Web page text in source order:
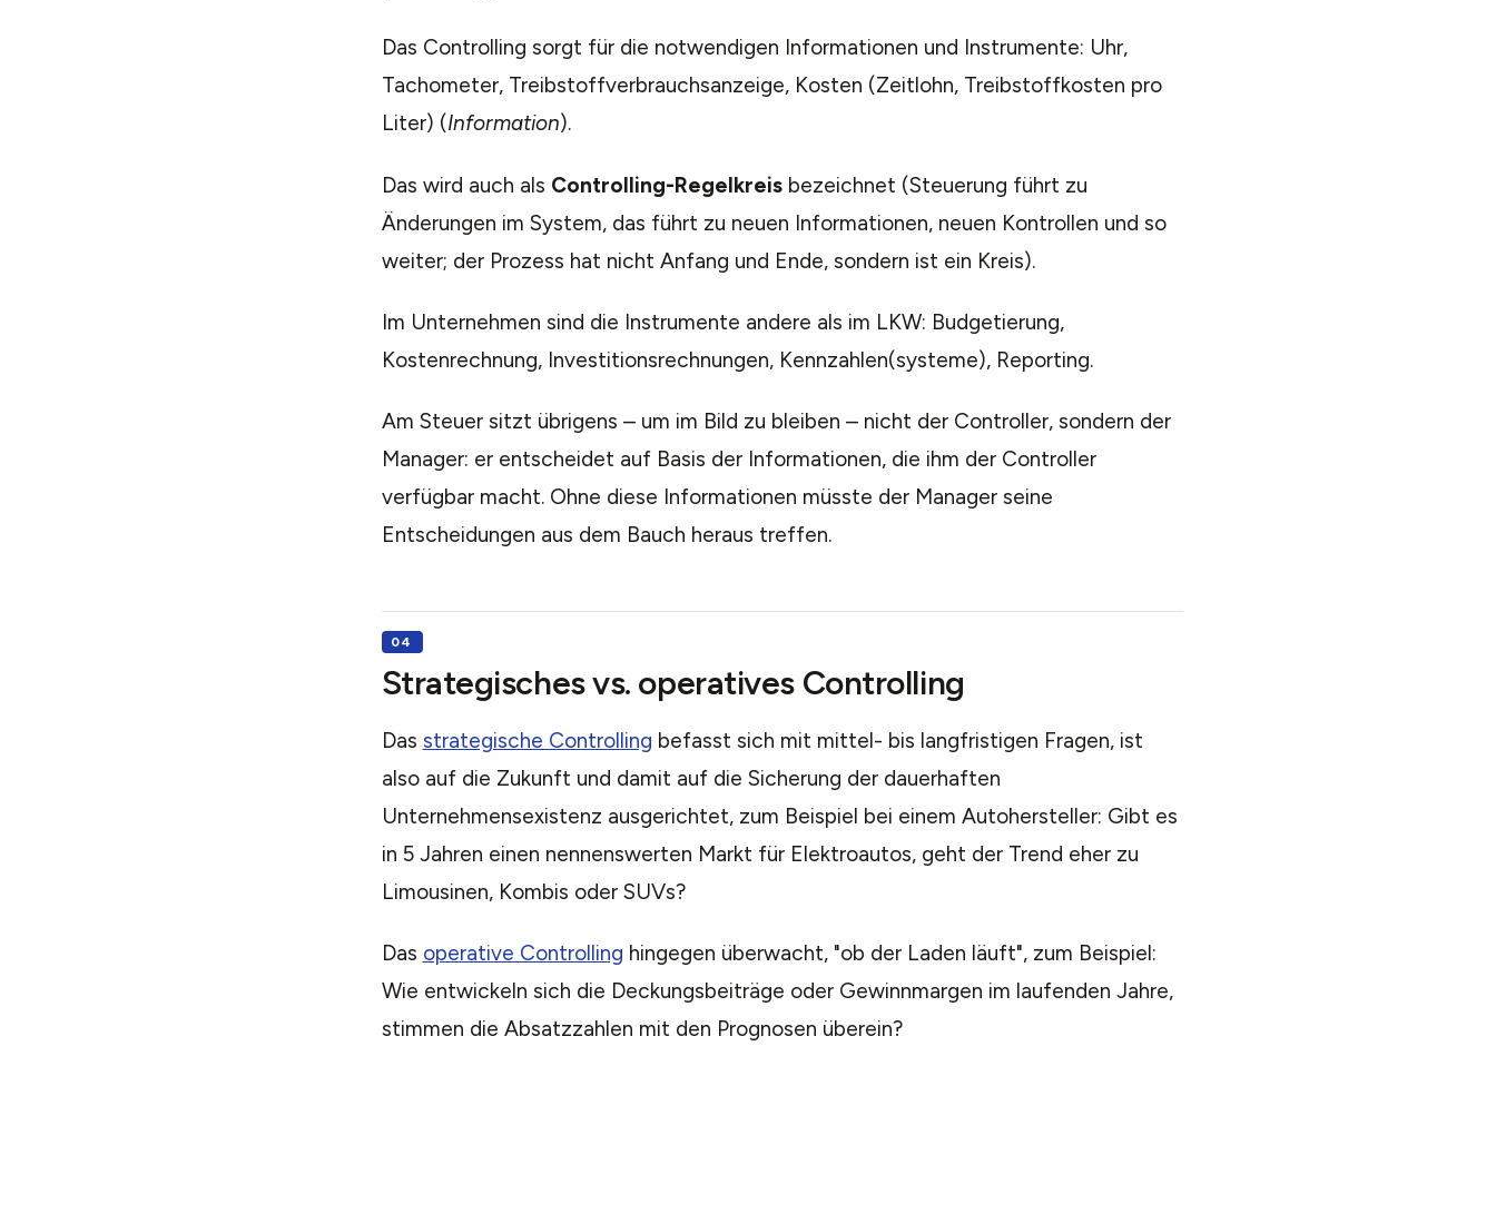
Das Controlling sorgt für die notwendigen Informationen und Instrumente: Uhr,
Tachometer, Treibstoffverbrauchsanzeige, Kosten (Zeitlohn, Treibstoffkosten pro
Liter) (Information).
Das wird auch als Controlling-Regelkreisbezeichnet (Steuerung führt zu
Änderungen im System, das führt zu neuen Informationen, neuen Kontrollen und so
weiter; der Prozess hat nicht Anfang und Ende, sondern ist ein Kreis).
Im Unternehmen sind die Instrumente andere als im LKW: Budgetierung,
Kostenrechnung, Investitionsrechnungen, Kennzahlen(systeme), Reporting.
Am Steuer sitzt übrigens – um im Bild zu bleiben – nicht der Controller, sondern der
Manager: er entscheidet auf Basis der Informationen, die ihm der Controller
verfügbar macht. Ohne diese Informationen müsste der Manager seine
Entscheidungen aus dem Bauch heraus treffen.
Strategisches vs. operatives Controlling
Das strategische Controlling befasst sich mit mittel- bis langfristigen Fragen, ist
also auf die Zukunft und damit auf die Sicherung der dauerhaften
Unternehmensexistenz ausgerichtet, zum Beispiel bei einem Autohersteller: Gibt es
in 5 Jahren einen nennenswerten Markt für Elektroautos, geht der Trend eher zu
Limousinen, Kombis oder SUVs?
Das operative Controlling hingegen überwacht, "ob der Laden läuft", zum Beispiel:
Wie entwickeln sich die Deckungsbeiträge oder Gewinnmargen im laufenden Jahre,
stimmen die Absatzzahlen mit den Prognosen überein?